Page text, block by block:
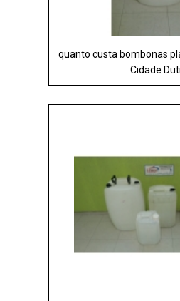
quanto custa bombonas
Cidade